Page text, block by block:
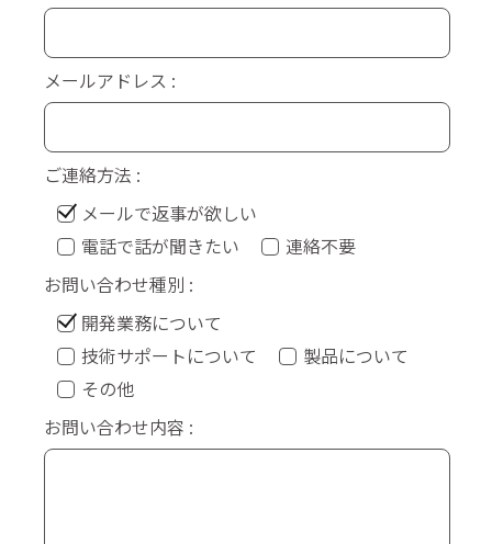
メールアドレス
ご連絡方法
メールで返事が欲しい
電話で話が聞きたい
連絡不要
お問い合わせ種別
開発業務について
技術サポートについて
製品について
その他
お問い合わせ内容